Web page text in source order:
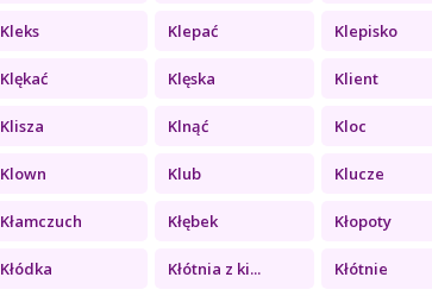
Kleks Klepać Klepisko
Klękać Klęska Klient
Klisza Klnąć Kloc
Klown Klub Klucze
Kłamczuch Kłębek Kłopoty
Kłódka Kłótnia z ki... Kłótnie